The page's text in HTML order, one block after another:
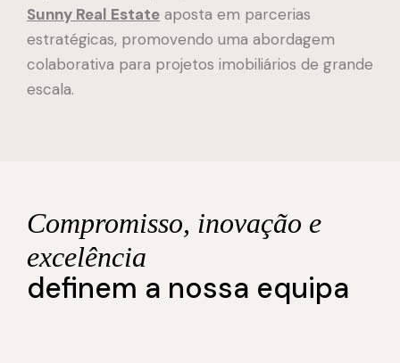
Sunny Real Estate aposta em parcerias
estratégicas, promovendo uma abordagem
colaborativa para projetos imobiliários de grande
escala.
Compromisso, inovação e
excelência
definem a nossa equipa